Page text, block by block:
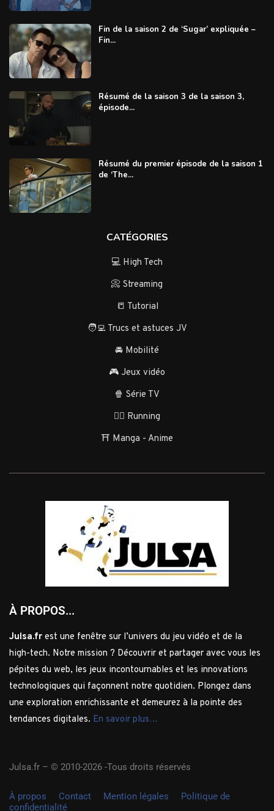
Fin de la saison 2 de ‘Sugar’ expliquée –
Fin...
Résumé de la saison 3 de la saison 3,
épisode...
Résumé du premier épisode de la saison 1
de ‘The...
CATÉGORIES
💻 High Tech
📀 Streaming
📒 Tutorial
🧑‍💻 Trucs et astuces JV
🚘 Mobilité
🎮 Jeux vidéo
🍿 Série TV
🏃‍♂️ Running
⛩️ Manga - Anime
À PROPOS...
Julsa.fr est une fenêtre sur l’univers du jeu vidéo et de la
high-tech. Notre mission ? Découvrir et partager avec vous les
pépites du web, les jeux incontournables et les innovations
technologiques qui façonnent notre quotidien. Plongez dans
une exploration enrichissante et demeurez à la pointe des
tendances digitales. En savoir plus…
Julsa.fr – © 2010-2026 -Tous droits réservés
À propos Contact Mention légales
Politique de
confidentialité